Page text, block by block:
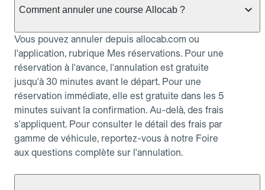
Comment annuler une course Allocab ?
Vous pouvez annuler depuis allocab.com ou
l'application, rubrique Mes réservations. Pour une
réservation à l'avance, l'annulation est gratuite
jusqu'à 30 minutes avant le départ. Pour une
réservation immédiate, elle est gratuite dans les 5
minutes suivant la confirmation. Au-delà, des frais
s'appliquent. Pour consulter le détail des frais par
gamme de véhicule, reportez-vous à notre Foire
aux questions complète sur l'annulation.